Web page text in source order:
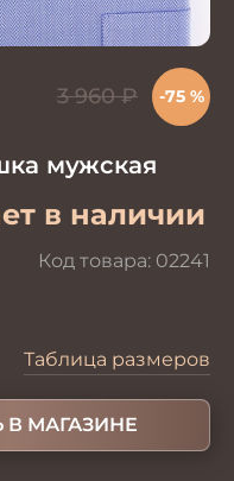
мужская
в наличии
Код товара: 02241
3 960₽ -75 %
Таблица размеров
В МАГАЗИНЕ